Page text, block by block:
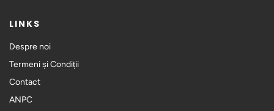
LINKS
Despre noi
Termeni și Condiții
Contact
ANPC